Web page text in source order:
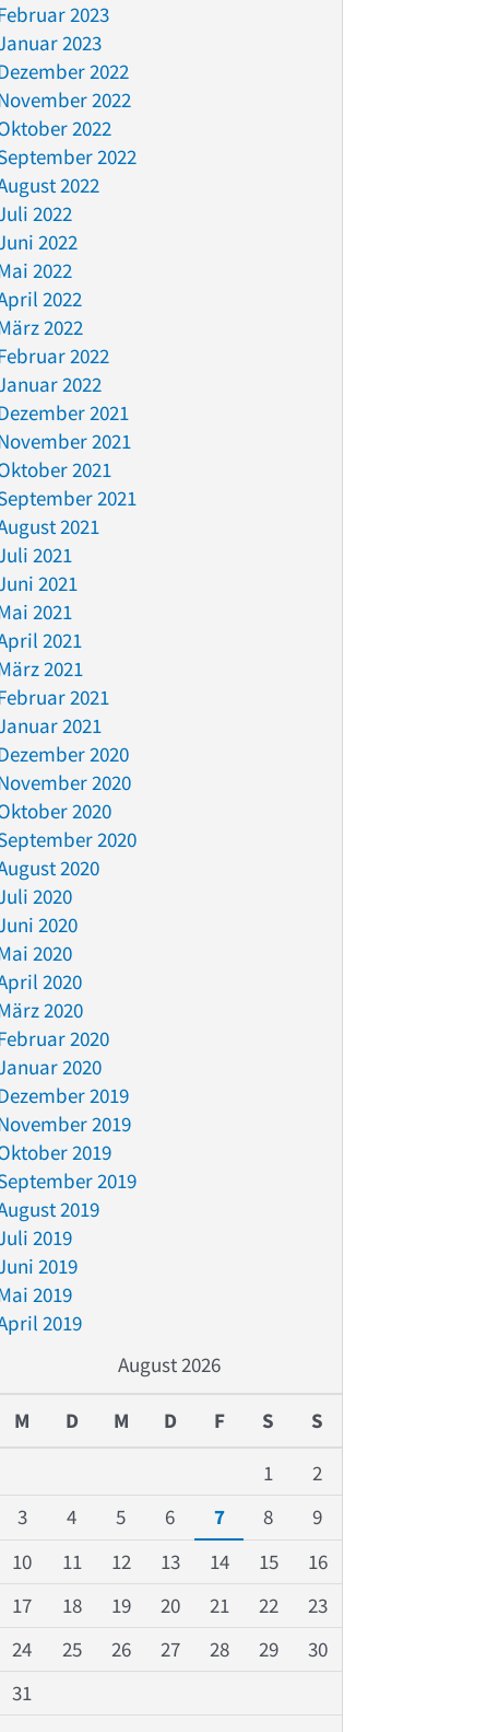
2023
2023
2022
2022
2022
2022
2022
2022
2022
2022
2022
2022
2022
2022
2021
2021
2021
2021
2021
2021
2021
2021
2021
2021
2021
2021
2020
2020
2020
2020
2020
2020
2020
2020
2020
2020
2020
2020
2019
2019
2019
2019
2019
2019
2019
2019
2019
August 2026
M D M D F S
S
1
2
3
4 5 6 7 8
9
10
11 12 13 14 15
16
17
18 19 20 21 22
23
24
25 26 27 28 29
30
31